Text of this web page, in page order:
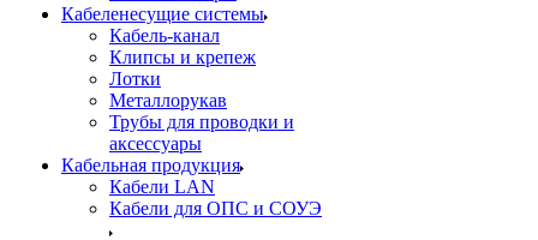
Кабеленесущие системы
Кабель-канал
Клипсы и крепеж
Лотки
Металлорукав
Трубы для проводки и
аксессуары
Кабельная продукция
Кабели LAN
Кабели для ОПС и СОУЭ